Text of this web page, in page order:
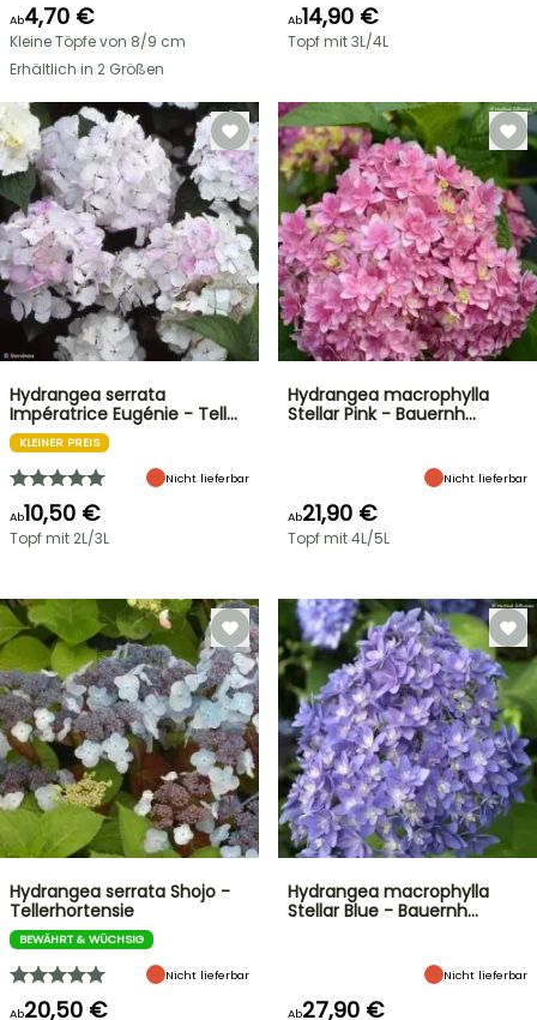
Ab4,70 €
Kleine Töpfe von 8/9 cm
Erhältlich in 2 Größen
Ab14,90 €
Topf mit 3L/4L
Hydrangea serrata
Impératrice Eugénie - Tell…
KLEINER PREIS
Nicht lieferbar
Ab10,50 €
Topf mit 2L/3L
Hydrangea macrophylla
Stellar Pink - Bauernh…
Nicht lieferbar
Ab21,90 €
Topf mit 4L/5L
Hydrangea serrata Shojo -
Tellerhortensie
BEWÄHRT & WÜCHSIG
Nicht lieferbar
Ab20,50 €
Hydrangea macrophylla
Stellar Blue - Bauernh…
Nicht lieferbar
Ab27,90 €